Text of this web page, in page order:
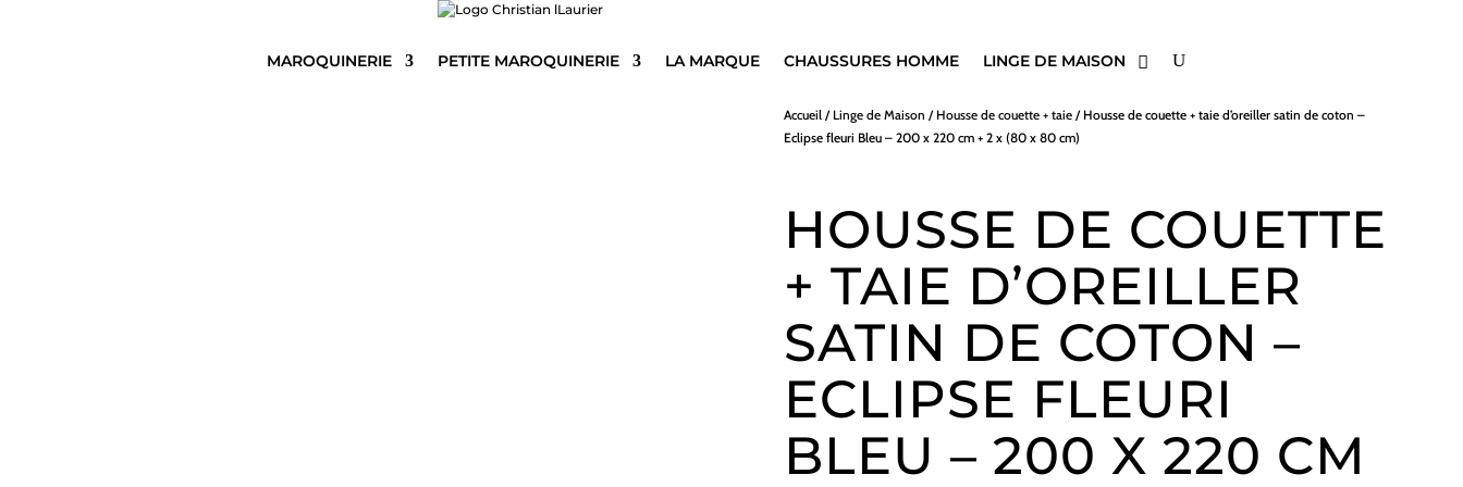
MAROQUINERIE PETITE MAROQUINERIE LA MARQUE CHAUSSURES HOMME LINGE DE MAISON
Accueil / Linge de Maison / Housse de couette + taie / Housse de couette + taie d’oreiller satin de coton –
Eclipse fleuri Bleu – 200 x 220 cm + 2 x (80 x 80 cm)
HOUSSE DE COUETTE
+ TAIE D’OREILLER
SATIN DE COTON –
ECLIPSE FLEURI
BLEU – 200 X 220 CM